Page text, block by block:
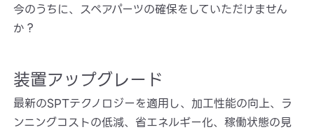
今のうちに、スペアパーツの確保をしていただけません
か？
装置アップグレード
最新のSPTテクノロジーを適用し、加工性能の向上、ラ
ンニングコストの低減、省エネルギー化、稼働状態の見